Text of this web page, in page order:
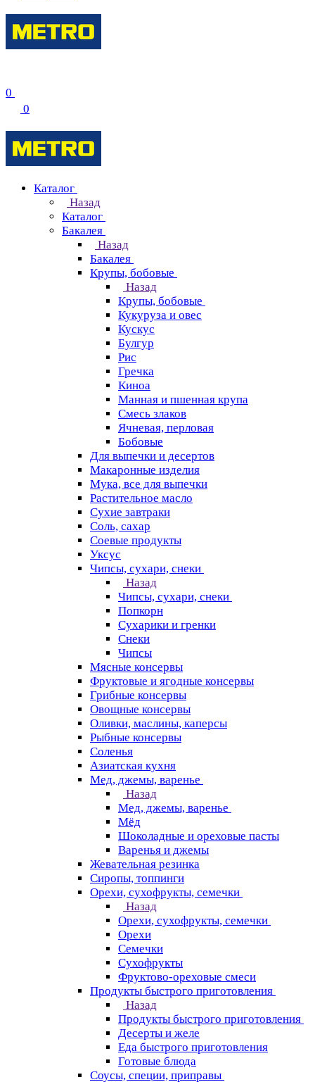
0
0
Каталог
Назад
Каталог
Бакалея
Назад
Бакалея
Крупы, бобовые
Назад
Крупы, бобовые
Кукуруза и овес
Кускус
Булгур
Рис
Гречка
Киноа
Манная и пшенная крупа
Смесь злаков
Ячневая, перловая
Бобовые
Для выпечки и десертов
Макаронные изделия
Мука, все для выпечки
Растительное масло
Сухие завтраки
Соль, сахар
Соевые продукты
Уксус
Чипсы, сухари, снеки
Назад
Чипсы, сухари, снеки
Попкорн
Сухарики и гренки
Снеки
Чипсы
Мясные консервы
Фруктовые и ягодные консервы
Грибные консервы
Овощные консервы
Оливки, маслины, каперсы
Рыбные консервы
Соленья
Азиатская кухня
Мед, джемы, варенье
Назад
Мед, джемы, варенье
Мёд
Шоколадные и ореховые пасты
Варенья и джемы
Жевательная резинка
Сиропы, топпинги
Орехи, сухофрукты, семечки
Назад
Орехи, сухофрукты, семечки
Орехи
Семечки
Сухофрукты
Фруктово-ореховые смеси
Продукты быстрого приготовления
Назад
Продукты быстрого приготовления
Десерты и желе
Еда быстрого приготовления
Готовые блюда
Соусы, специи, приправы